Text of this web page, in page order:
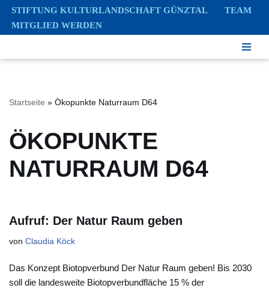
springen
STIFTUNG KULTURLANDSCHAFT GÜNZTAL
TEAM
MITGLIED WERDEN
Startseite » Ökopunkte Naturraum D64
ÖKOPUNKTE
NATURRAUM D64
Aufruf: Der Natur Raum geben
von Claudia Köck
Das Konzept Biotopverbund Der Natur Raum geben! Bis 2030
soll die landesweite Biotopverbundfläche 15 % der